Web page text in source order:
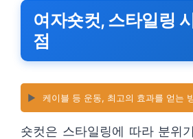
여자숏컷, 스타일링
점
▶️ 케이블 등 운동, 최고의 효과를 얻는
숏컷은 스타일링에 따라 분위